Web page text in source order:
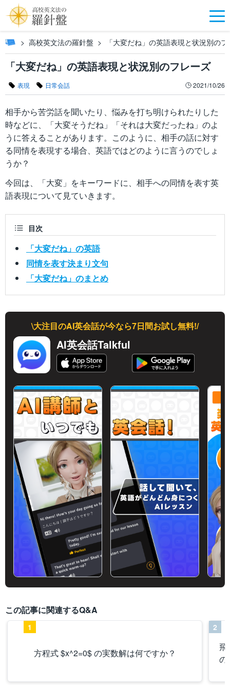
高校英文法の羅針盤 「大変だね」の英語表現と状況別の
「大変だね」の英語表現と状況別のフレーズ
表現 日常会話 2021/10/26
相手から苦労話を聞いたり、悩みを打ち明けられたりした
時などに、「大変そうだね」「それは大変だったね」のよ
うに答えることがあります。このように、相手の話に対す
る同情を表現する場合、英語ではどのように言うのでしょ
うか？
今回は、「大変」をキーワードに、相手への同情を表す英
語表現について見ていきます。
目次
「大変だね」の英語
同情を表す決まり文句
「大変だね」のまとめ
\大注目のAI英会話が今なら7日間お試し無料!/
AI英会話Talkful
この記事に関連するQ&A
方程式 $x^2=0$ の実数解は何ですか？
1
飛
の
2